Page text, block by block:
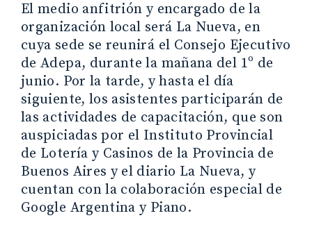
El medio anfitrión y encargado de la
organización local será La Nueva, en
cuya sede se reunirá el Consejo Ejecutivo
de Adepa, durante la mañana del 1º de
junio. Por la tarde, y hasta el día
siguiente, los asistentes participarán de
las actividades de capacitación, que son
auspiciadas por el Instituto Provincial
de Lotería y Casinos de la Provincia de
Buenos Aires y el diario La Nueva, y
cuentan con la colaboración especial de
Google Argentina y Piano.